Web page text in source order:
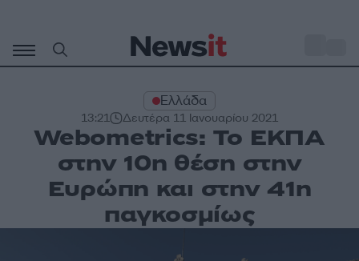
περιεχόμενο
Ελλάδα
13:21 Δευτέρα 11 Ιανουαρίου 2021
Webometrics: Το ΕΚΠΑ
στην 10η θέση στην
Ευρώπη και στην 41η
παγκοσμίως